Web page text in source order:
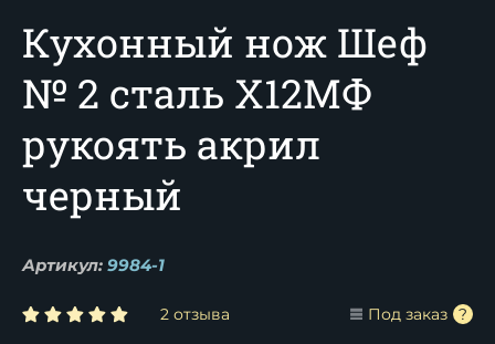
Кухонный нож Шеф
№ 2 сталь Х12МФ
рукоять акрил
черный
Артикул: 9984-1
2 отзыва Под заказ